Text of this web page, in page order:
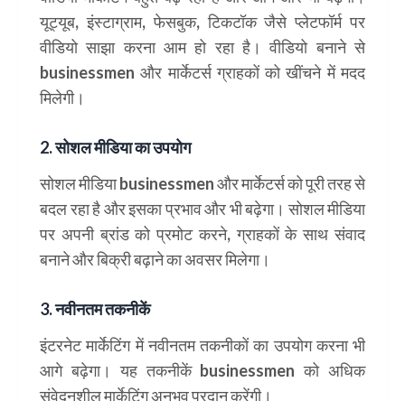
यूट्यूब, इंस्टाग्राम, फेसबुक, टिकटॉक जैसे प्लेटफॉर्म पर
वीडियो साझा करना आम हो रहा है। वीडियो बनाने से
businessmen और मार्केटर्स ग्राहकों को खींचने में मदद
मिलेगी।
2. सोशल मीडिया का उपयोग
सोशल मीडिया businessmen और मार्केटर्स को पूरी तरह से
बदल रहा है और इसका प्रभाव और भी बढ़ेगा। सोशल मीडिया
पर अपनी ब्रांड को प्रमोट करने, ग्राहकों के साथ संवाद
बनाने और बिक्री बढ़ाने का अवसर मिलेगा।
3. नवीनतम तकनीकें
इंटरनेट मार्केटिंग में नवीनतम तकनीकों का उपयोग करना भी
आगे बढ़ेगा। यह तकनीकें businessmen को अधिक
संवेदनशील मार्केटिंग अनुभव प्रदान करेंगी।